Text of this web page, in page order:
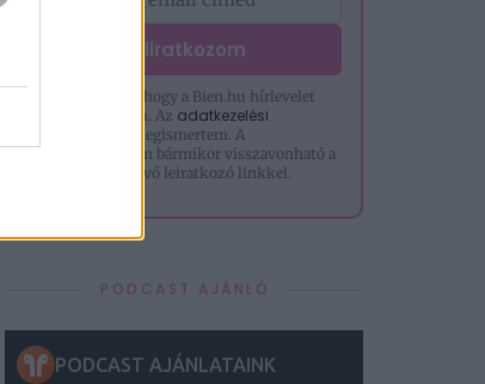
Feliratkozom
Hozzájárulok, hogy a Bien.hu hírlevelet
küldjön nekem. Az adatkezelési
megismertem. A
hozzájárulásom bármikor visszavonható a
levelek alján lévő leiratkozó linkkel.
PODCAST AJÁNLÓ